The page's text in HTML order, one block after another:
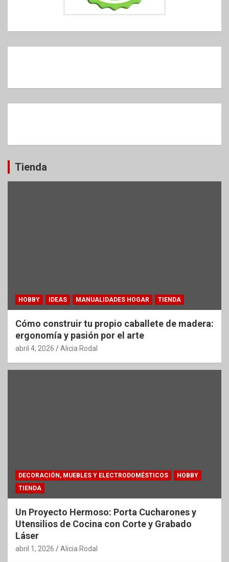
Tienda
HOBBY IDEAS MANUALIDADES HOGAR TIENDA
Cómo construir tu propio caballete de madera:
ergonomía y pasión por el arte
abril 4, 2026 Alicia Rodal
DECORACIÓN, MUEBLES Y ELECTRODOMÉSTICOS
HOBBY
TIENDA
Un Proyecto Hermoso: Porta Cucharones y
Utensilios de Cocina con Corte y Grabado
Láser
abril 1, 2026 Alicia Rodal